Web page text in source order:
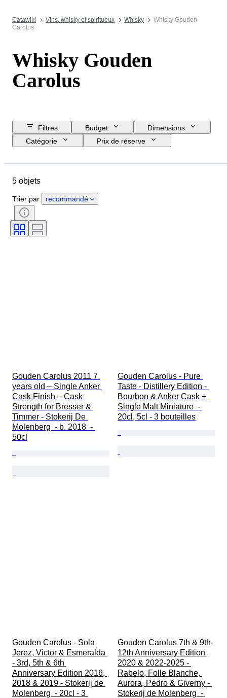
Catawiki Vins, whisky et spiritueux Whisky
Whisky Gouden
Carolus
Whisky Gouden
Carolus
Filtres Budget
Dimensions
Catégorie
Prix de réserve
Pays d’origine
Liste pourcentage d'alcool
5 objets
Trier par recommandé
Gouden Carolus 2011 7
years old – Single Anker
Cask Finish – Cask
Strength for Bresser &
Timmer - Stokerij De
Molenberg  - b. 2018  -
50cl
Gouden Carolus - Pure
Taste - Distillery Edition -
Bourbon & Anker Cask +
Single Malt Miniature  -
20cl, 5cl - 3 bouteilles
Gouden Carolus - Sola
Jerez, Victor & Esmeralda
- 3rd, 5th & 6th
Anniversary Edition 2016,
2018 & 2019 - Stokerij de
Molenberg  - 20cl - 3
Gouden Carolus 7th & 9th-
12th Anniversary Edition
2020 & 2022-2025 -
Rabelo, Folle Blanche,
Aurora, Pedro & Giverny -
Stokerij de Molenberg  -